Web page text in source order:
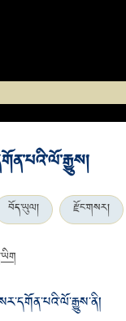
བོད་ཡུལ། རྫོང་གསར།